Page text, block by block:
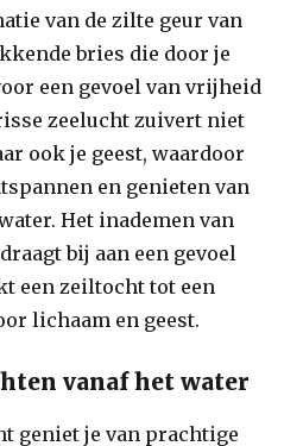
van de zilte geur van
bries die door je
een gevoel van vrijheid
zeelucht zuivert niet
ook je geest, waardoor
en genieten van
Het inademen van
bij aan een gevoel
een zeiltocht tot een
lichaam en geest.
vanaf het water
geniet je van prachtige